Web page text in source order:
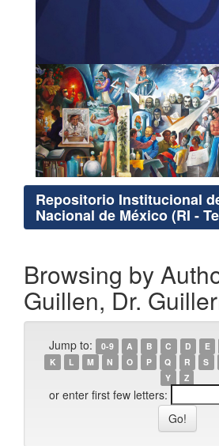
Repositorio Institucional
Nacional de México (RI -
Browsing by
Guillen, Dr.
Jump to: 0-9 A B C D E
K
L M N O P Q R S
Y
Z
or enter first few letters: